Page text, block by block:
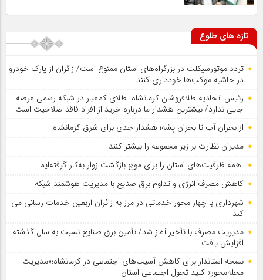
تازه های طلوع
تردد موتورسیکلت در بزرگراه‌های استان ممنوع است/ زائران از پارک خودرو
در حاشیه موکب‌ها خودداری کنند
رئیس اتحادیه طلافروشان کرمانشاه: طلای کم‌عیار در شبکه رسمی عرضه
جایی ندارد/ بیشترین هشدار ما درباره خرید از افراد فاقد صلاحیت است
از بحران آب تا بحران پشه؛ هشدار جدی برای شرق کرمانشاه
مدیران نظارت بر زیر مجموعه را بیشتر کنند
همه ظرفیت‌های استان را برای موج بازگشت زوار به‌کار گرفته‌ایم
کاهش مصرف انرژی و تداوم برق صنایع با مدیریت هوشمند شبکه
شهرداری با چهار محور خدماتی در مرز به زائران اربعین خدمات رسانی می
کند
مدیریت مصرف با تأخیر آغاز شد/ تأمین برق صنایع نسبت به سال گذشته
افزایش یافت
نسخه استاندار برای کاهش آسیب‌های اجتماعی در کرمانشاه؛«مدیریت
محله‌محور» کلید تحول اجتماعی استان